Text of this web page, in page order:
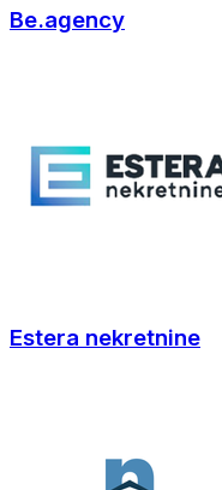
Be.agency
Estera nekretnine